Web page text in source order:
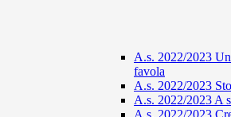
A.s. 2022/2023
favola
A.s. 2022/2023
A.s. 2022/2023 A